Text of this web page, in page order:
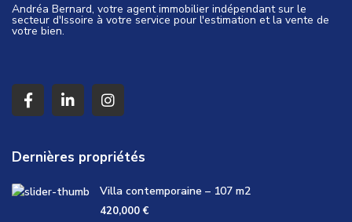
Andréa Bernard, votre agent immobilier indépendant sur le
secteur d'Issoire à votre service pour l'estimation et la vente de
votre bien.
Dernières propriétés
Villa contemporaine – 107 m2
420,000 €